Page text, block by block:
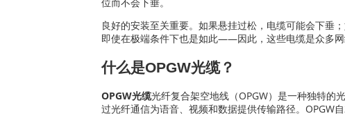
良好的安装至关重要。如果悬挂过松，电缆可能会下
即使在极端条件下也是如此——因此，这些电缆是众多网
什么是OPGW光缆？
OPGW光缆光纤复合架空地线（OPGW）是一种独特的
过光纤通信为语音、视频和数据提供传输路径。OPGW